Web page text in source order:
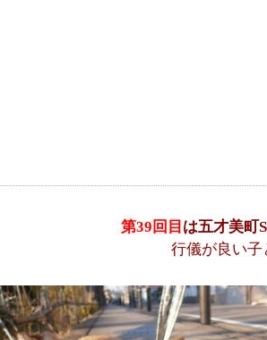
第39 回目 は五才美町
行儀が良い子